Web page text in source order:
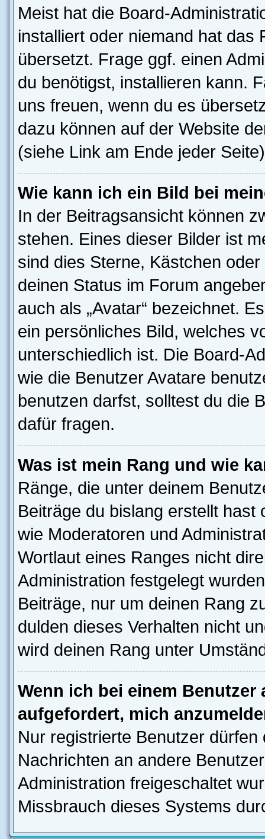
Meist hat die Board-
installiert oder niemand hat das
übersetzt. Frage ggf. einen
du benötigst, installieren kann.
uns freuen, wenn du es
dazu können auf der Website
(siehe Link am Ende jeder
Wie kann ich ein Bild bei
In der Beitragsansicht können
stehen. Eines dieser Bilder ist
sind dies Sterne, Kästchen
deinen Status im Forum
auch als „Avatar“ bezeichnet.
ein persönliches Bild, welches
unterschiedlich ist. Die Board-
wie die Benutzer Avatare
benutzen darfst, solltest du die
dafür fragen.
Was ist mein Rang und wie
Ränge, die unter deinem
Beiträge du bislang erstellt
wie Moderatoren und
Wortlaut eines Ranges nicht
Administration festgelegt
Beiträge, nur um deinen Rang
dulden dieses Verhalten nicht
wird deinen Rang unter
Wenn ich bei einem
aufgefordert, mich
Nur registrierte Benutzer
Nachrichten an andere
Administration freigeschaltet
Missbrauch dieses Systems